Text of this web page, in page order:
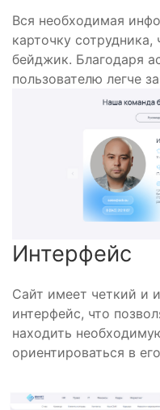
Вся необходимая
карточку
бейджик. Благодаря
пользователю легче
Интерфейс
Сайт имеет четкий и
интерфейс, что
находить
ориентироваться в